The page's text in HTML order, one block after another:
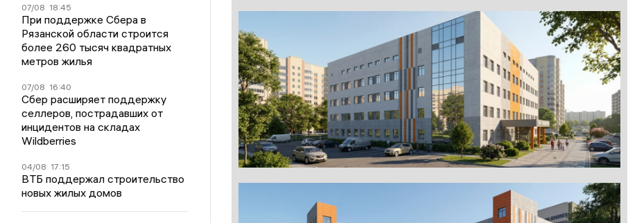
07/08 18:45
При поддержке Сбера в
Рязанской области строится
более 260 тысяч квадратных
метров жилья
07/08 16:40
Сбер расширяет поддержку
селлеров, пострадавших от
инцидентов на складах
Wildberries
04/08 17:15
ВТБ поддержал строительство
новых жилых домов